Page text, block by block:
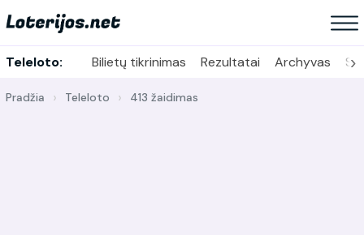
Teleloto: Bilietų tikrinimas Rezultatai Archyvas ›
Pradžia Teleloto 413 žaidimas